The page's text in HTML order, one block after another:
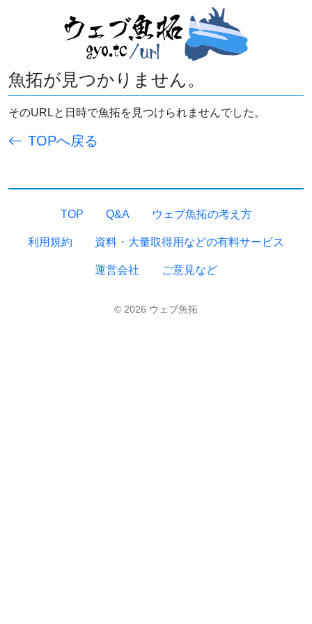
魚拓が見つかりません。
そのURLと日時で魚拓を見つけられませんでした。
TOPへ戻る
TOP Q&A ウェブ魚拓の考え方
利用規約 資料・大量取得用などの有料サービス
運営会社 ご意見など
© 2026 ウェブ魚拓